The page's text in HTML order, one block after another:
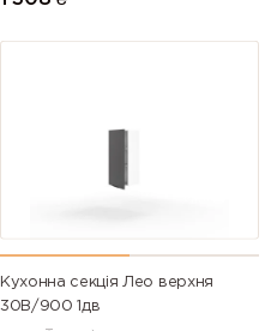
Кухонна секція Лео верхня
30В/900 1дв